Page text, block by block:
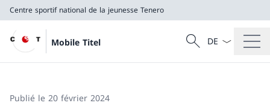
Centre sportif national de la jeunesse Tenero
Mobile Titel
Recherche
Recherche
La langue
Publié le 20 février 2024